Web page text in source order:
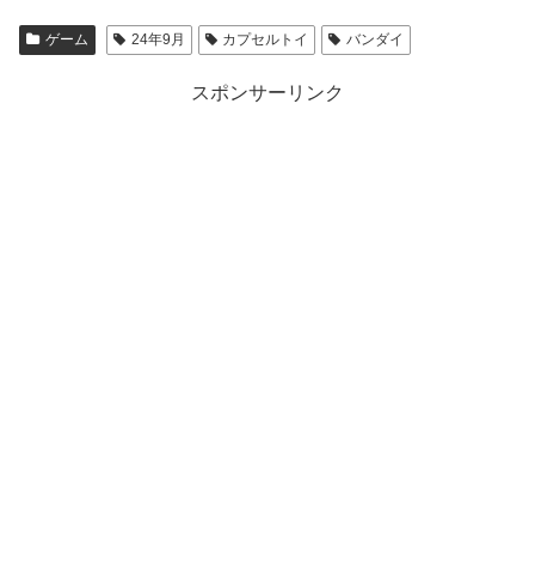
ゲーム 24年9月 カプセルトイ バンダイ
スポンサーリンク